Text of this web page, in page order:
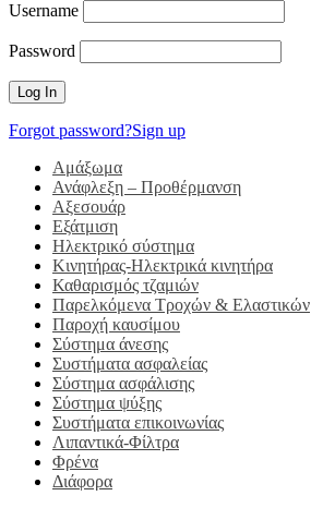
Username
Password
Forgot password?Sign up
Αμάξωμα
Ανάφλεξη – Προθέρμανση
Αξεσουάρ
Εξάτμιση
Ηλεκτρικό σύστημα
Κινητήρας-Ηλεκτρικά κινητήρα
Καθαρισμός τζαμιών
Παρελκόμενα Τροχών & Ελαστικών
Παροχή καυσίμου
Σύστημα άνεσης
Συστήματα ασφαλείας
Σύστημα ασφάλισης
Σύστημα ψύξης
Συστήματα επικοινωνίας
Λιπαντικά-Φίλτρα
Φρένα
Διάφορα